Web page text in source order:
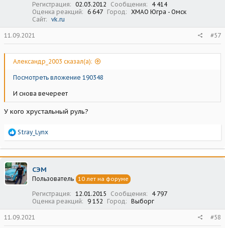
Регистрация 02.03.2012 Сообщения
4 414
Оценка реакций
6 647 Город
ХМАО Югра - Омск
Сайт
vk.ru
11.09.2021 #57
Александр_2003 сказал(а):
Посмотреть вложение 190348
И снова вечереет
У кого хрустальный руль?
Р
а
к
ц
и
и
Stray_Lynx
СЭМ
Пользователь 10 лет на форуме
Регистрация 12.01.2015 Сообщения
4 797
Оценка реакций
9 152 Город Выборг
11.09.2021 #58